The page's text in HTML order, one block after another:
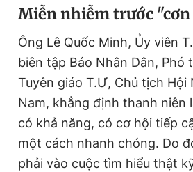
Miễn nhiễm trước
Ông Lê Quốc Minh, Ủy viên
biên tập Báo Nhân Dân, Phó
Tuyên giáo T.Ư, Chủ tịch Hội
Nam, khẳng định thanh niên
có khả năng, có cơ hội tiếp
một cách nhanh chóng. Do
phải vào cuộc tìm hiểu thật